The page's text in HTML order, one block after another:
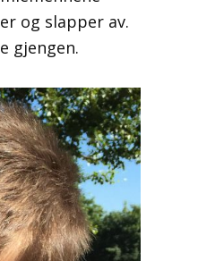
og slapper av.
gjengen.